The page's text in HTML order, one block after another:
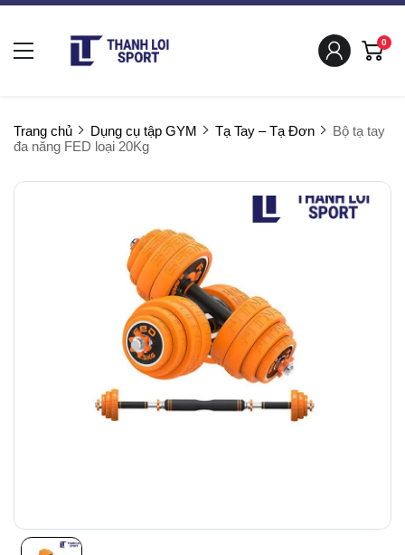
0
Trang chủ Dụng cụ tập GYM Tạ Tay – Tạ Đơn
Bộ tạ tay
đa năng FED loại 20Kg